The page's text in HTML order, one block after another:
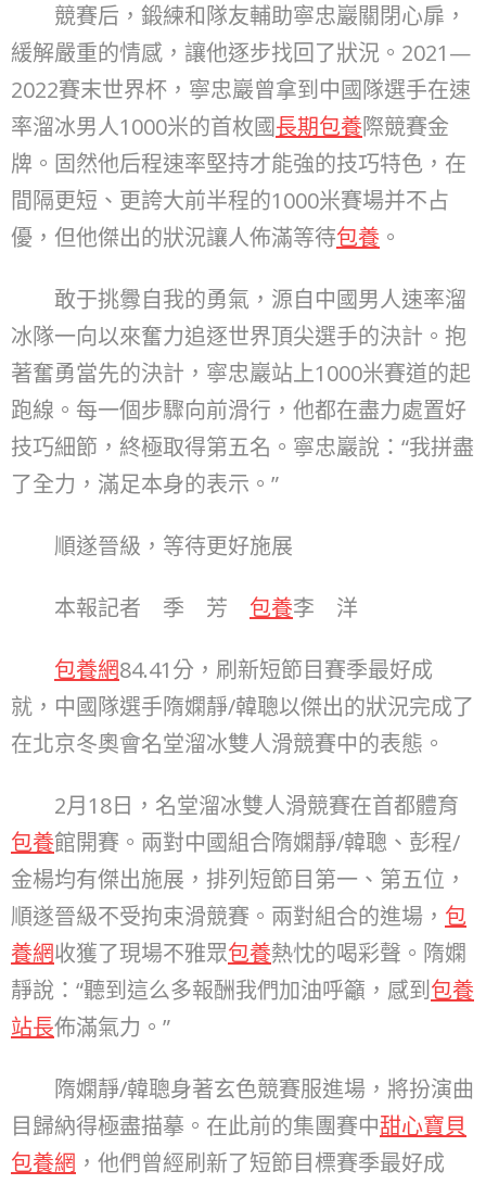
競賽后，鍛練和隊友輔助寧忠巖關閉心扉，
緩解嚴重的情感，讓他逐步找回了狀況。2021—
2022賽末世界杯，寧忠巖曾拿到中國隊選手在速
率溜冰男人1000米的首枚國長期包養際競賽金
牌。固然他后程速率堅持才能強的技巧特色，在
間隔更短、更誇大前半程的1000米賽場并不占
優，但他傑出的狀況讓人佈滿等待包養 。
敢于挑釁自我的勇氣，源自中國男人速率溜
冰隊一向以來奮力追逐世界頂尖選手的決計。抱
著奮勇當先的決計，寧忠巖站上1000米賽道的起
跑線。每一個步驟向前滑行，他都在盡力處置好
技巧細節，終極取得第五名。寧忠巖說：“我拼盡
了全力，滿足本身的表示。”
順遂晉級，等待更好施展
本報記者 季 芳 包養李 洋
包養網84.41分，刷新短節目賽季最好成
就，中國隊選手隋嫻靜/韓聰以傑出的狀況完成了
在北京冬奧會名堂溜冰雙人滑競賽中的表態。
2月18日，名堂溜冰雙人滑競賽在首都體育
包養館開賽。兩對中國組合隋嫻靜/韓聰、彭程/
金楊均有傑出施展，排列短節目第一、第五位，
順遂晉級不受拘束滑競賽。兩對組合的進場， 包
養網收獲了現場不雅眾包養熱忱的喝彩聲。隋嫻
靜說：“聽到這么多報酬我們加油呼籲，感到包養
站長佈滿氣力。”
隋嫻靜/韓聰身著玄色競賽服進場，將扮演曲
目歸納得極盡描摹。在此前的集團賽中甜心寶貝
包養網 ，他們曾經刷新了短節目標賽季最好成